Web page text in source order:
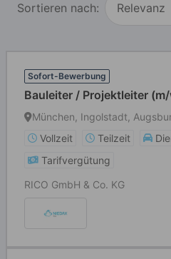
Sortieren nach:
Relevanz
Sofort-Bewerbung
Bauleiter / Projektleiter
München, Ingolstadt,
Vollzeit
Teilzeit
Tarifvergütung
RICO GmbH & Co. KG